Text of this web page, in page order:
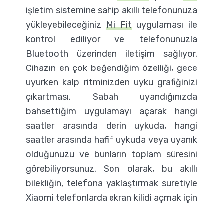
işletim sistemine sahip akıllı telefonunuza
yükleyebileceğiniz Mi Fituygulaması ile
kontrol ediliyor ve telefonunuzla
Bluetooth üzerinden iletişim sağlıyor.
Cihazın en çok beğendiğim özelliği, gece
uyurken kalp ritminizden uyku grafiğinizi
çıkartması. Sabah uyandığınızda
bahsettiğim uygulamayı açarak hangi
saatler arasında derin uykuda, hangi
saatler arasında hafif uykuda veya uyanık
olduğunuzu ve bunların toplam süresini
görebiliyorsunuz. Son olarak, bu akıllı
bilekliğin, telefona yaklaştırmak suretiyle
Xiaomi telefonlarda ekran kilidi açmak için